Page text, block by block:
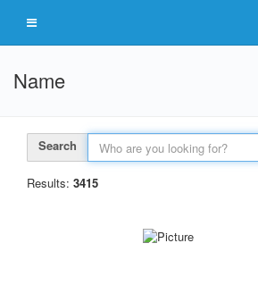
Name
Search
Results: 3415